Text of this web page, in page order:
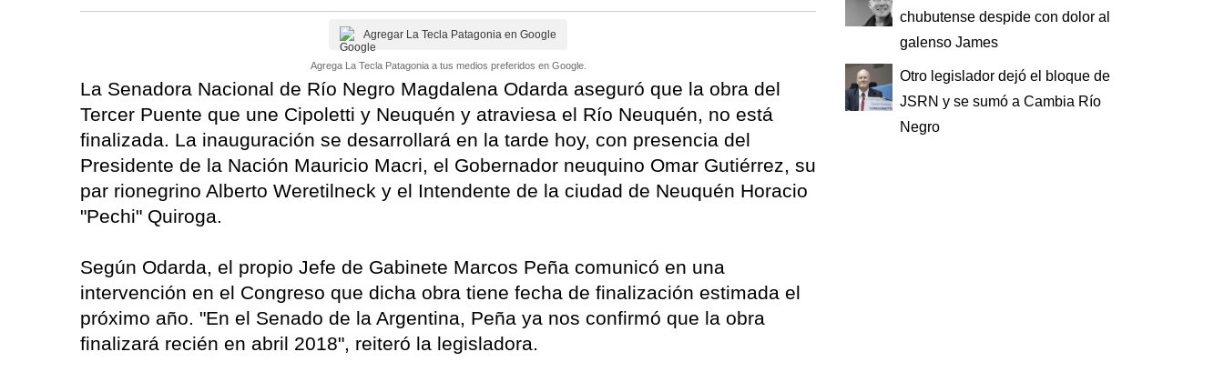
Agregar La Tecla Patagonia en Google
Agrega La Tecla Patagonia a tus medios preferidos en Google.
La Senadora Nacional de Río Negro Magdalena Odarda aseguró que la obra del
Tercer Puente que une Cipoletti y Neuquén y atraviesa el Río Neuquén, no está
finalizada. La inauguración se desarrollará en la tarde hoy, con presencia del
Presidente de la Nación Mauricio Macri, el Gobernador neuquino Omar Gutiérrez, su
par rionegrino Alberto Weretilneck y el Intendente de la ciudad de Neuquén Horacio
"Pechi" Quiroga.
Según Odarda, el propio Jefe de Gabinete Marcos Peña comunicó en una
intervención en el Congreso que dicha obra tiene fecha de finalización estimada el
próximo año. "En el Senado de la Argentina, Peña ya nos confirmó que la obra
finalizará recién en abril 2018", reiteró la legisladora.
chubutense despide con dolor al
galenso James
Otro legislador dejó el bloque de
JSRN y se sumó a Cambia Río
Negro